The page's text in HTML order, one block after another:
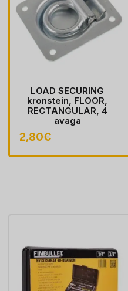
LOAD SECURING
kronstein, FLOOR,
RECTANGULAR, 4
avaga
2,80€